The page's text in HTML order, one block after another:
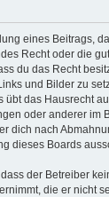
eines Beitrags,
Recht oder die
du das Recht
und Bilder zu
übt das Hausrecht
oder anderer im
dich nach
dieses Boards
der Betreiber
die er nicht